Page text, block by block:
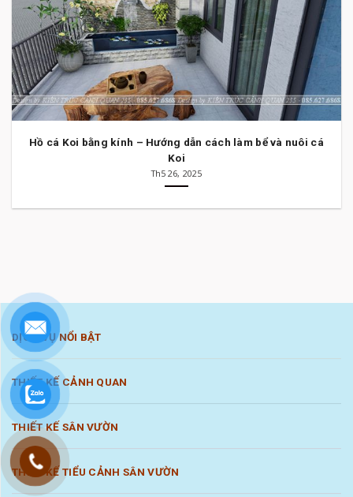
Hồ cá Koi bằng kính – Hướng dẫn cách làm bể và nuôi cá
Koi
Th5 26, 2025
DỊCH VỤ NỔI BẬT
THIẾT KẾ CẢNH QUAN
THIẾT KẾ SÂN VƯỜN
THIẾT KẾ TIỂU CẢNH SÂN VƯỜN